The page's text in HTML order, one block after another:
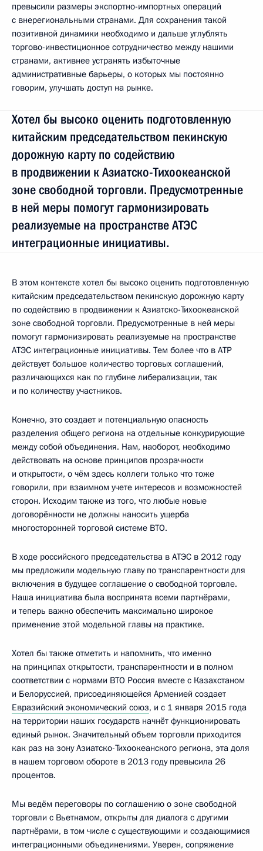
превысили размеры экспортно-импортных операций
с внерегиональными странами. Для сохранения такой
позитивной динамики необходимо и дальше углублять
торгово-инвестиционное сотрудничество между нашими
странами, активнее устранять избыточные
административные барьеры, о которых мы постоянно
говорим, улучшать доступ на рынке.
Хотел бы высоко оценить подготовленную
китайским председательством пекинскую
дорожную карту по содействию
в продвижении к Азиатско-Тихоокеанской
зоне свободной торговли. Предусмотренные
в ней меры помогут гармонизировать
реализуемые на пространстве АТЭС
интеграционные инициативы.
В этом контексте хотел бы высоко оценить подготовленную
китайским председательством пекинскую дорожную карту
по содействию в продвижении к Азиатско-Тихоокеанской
зоне свободной торговли. Предусмотренные в ней меры
помогут гармонизировать реализуемые на пространстве
АТЭС интеграционные инициативы. Тем более что в АТР
действует большое количество торговых соглашений,
различающихся как по глубине либерализации, так
и по количеству участников.
Конечно, это создает и потенциальную опасность
разделения общего региона на отдельные конкурирующие
между собой объединения. Нам, наоборот, необходимо
действовать на основе принципов прозрачности
и открытости, о чём здесь коллеги только что тоже
говорили, при взаимном учете интересов и возможностей
сторон. Исходим также из того, что любые новые
договорённости не должны наносить ущерба
многосторонней торговой системе ВТО.
В ходе российского председательства в АТЭС в 2012 году
мы предложили модельную главу по транспарентности для
включения в будущее соглашение о свободной торговле.
Наша инициатива была воспринята всеми партнёрами,
и теперь важно обеспечить максимально широкое
применение этой модельной главы на практике.
Хотел бы также отметить и напомнить, что именно
на принципах открытости, транспарентности и в полном
соответствии с нормами ВТО Россия вместе с Казахстаном
и Белоруссией, присоединяющейся Арменией создает
Евразийский экономический союз, и с 1 января 2015 года
на территории наших государств начнёт функционировать
единый рынок. Значительный объем торговли приходится
как раз на зону Азиатско-Тихоокеанского региона, эта доля
в нашем торговом обороте в 2013 году превысила 26
процентов.
Мы ведём переговоры по соглашению о зоне свободной
торговли с Вьетнамом, открыты для диалога с другими
партнёрами, в том числе с существующими и создающимися
интеграционными объединениями. Уверен, сопряжение